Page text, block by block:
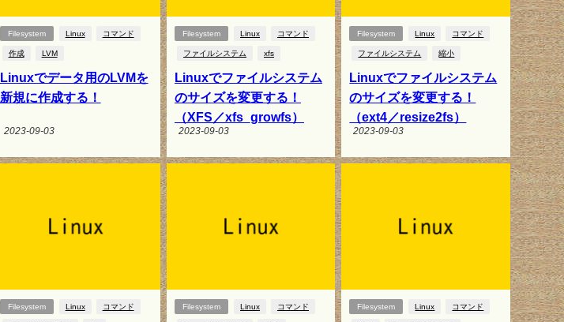
Filesystem Linux コマンド
作成 LVM
Linuxでデータ用のLVMを
新規に作成する！
2023-09-03
Filesystem Linux コマンド
ファイルシステム xfs
Linuxでファイルシステム
のサイズを変更する！
（XFS／xfs_growfs）
2023-09-03
Filesystem Linux コマンド
ファイルシステム 縮小
Linuxでファイルシステム
のサイズを変更する！
（ext4／resize2fs）
2023-09-03
Filesystem Linux コマンド Filesystem Linux コマンド Filesystem Linux コマンド